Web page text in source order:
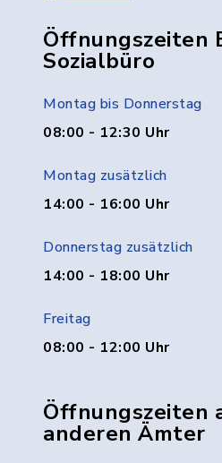
Öffnungszeiten
Sozialbüro
Montag bis Donnerstag
08:00 - 12:30 Uhr
Montag zusätzlich
14:00 - 16:00 Uhr
Donnerstag zusätzlich
14:00 - 18:00 Uhr
Freitag
08:00 - 12:00 Uhr
Öffnungszeiten
anderen Ämter